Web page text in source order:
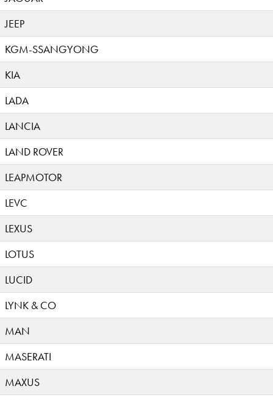
JEEP
KGM-SSANGYONG
KIA
LADA
LANCIA
LAND ROVER
LEAPMOTOR
LEVC
LEXUS
LOTUS
LUCID
LYNK & CO
MAN
MASERATI
MAXUS